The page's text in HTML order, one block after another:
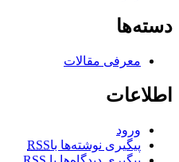
دسته‌ها
معرفی مقالات
اطلاعات
ورود
پیگیری نوشته‌ها باRSS